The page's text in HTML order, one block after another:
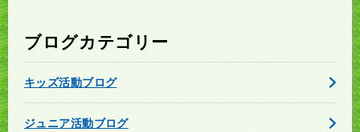
ブログカテゴリー
キッズ活動ブログ
ジュニア活動ブログ